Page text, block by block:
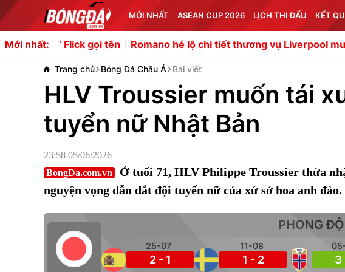
MỚI NHẤT ASEAN CUP 2026 LỊCH THI ĐẤU KẾT
Mới nhất:
gọi tên Romano hé lộ chi tiết thương vụ Liverpool mượn Araujo
Trang chủ Bóng Đá Châu Á Bài viết
HLV Troussier muốn tái
tuyển nữ Nhật Bản
23:58 05/06/2026
BongDa.com.vn
Ở tuổi 71, HLV Philippe Troussier thừa
nguyện vọng dẫn dắt đội tuyển nữ của xứ sở hoa anh đào.
PHONG ĐỘ
25-07
2 - 1
11-08
1 - 2 3